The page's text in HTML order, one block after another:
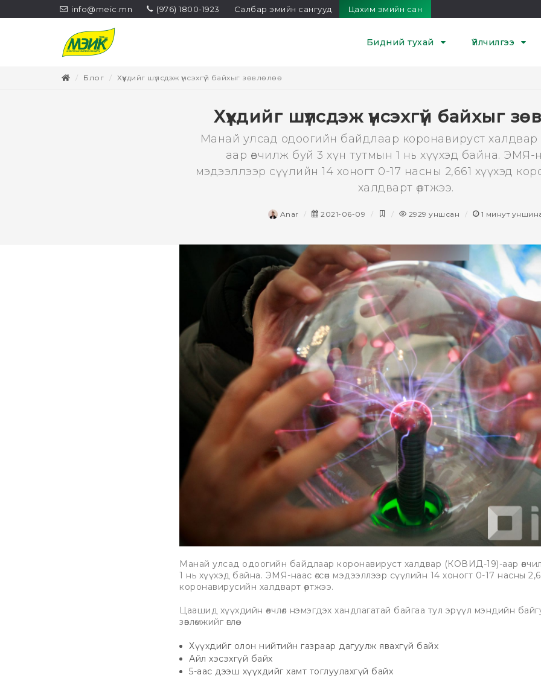
info@meic.mn (976) 1800-1923 Салбар эмийн сангууд Цахим эмийн сан
Бидний тухай Үйлчилгээ
Блог Хүүхдийг шүлсдэж үнсэхгүй байхыг зөвлөлөө
Хүүхдийг шүлсдэж үнсэхгүй байхыг
Манай улсад одоогийн байдлаар коронавируст
аар өвчилж буй 3 хүн тутмын 1 нь хүүхэд байна. ЭМЯ-
мэдээллээр сүүлийн 14 хоногт 0-17 насны 2,661 хүүхэд
халдварт өртжээ.
Anar 2021-06-09 2929уншсан 1 минут
Манай улсад одоогийн байдлаар коронавируст халдвар (КОВИД-19)-аар
1 нь хүүхэд байна. ЭМЯ-наас өгсөн мэдээллээр сүүлийн 14 хоногт 0-17 насны
коронавирусийн халдварт өртжээ.
Цаашид хүүхдийн өвчлөл нэмэгдэх хандлагатай байгаа тул эрүүл мэндийн
зөвлөмжийг өглөө.
Хүүхдийг олон нийтийн газраар дагуулж явахгүй байх
Айл хэсэхгүй байх
5-аас дээш хүүхдийг хамт тоглуулахгүй байх